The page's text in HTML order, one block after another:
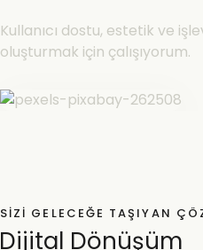
Kullanıcı dostu, estetik ve
oluşturmak için çalışıyorum.
SIZI GELECEĞE TAŞIYAN
Dijital Dönüşüm